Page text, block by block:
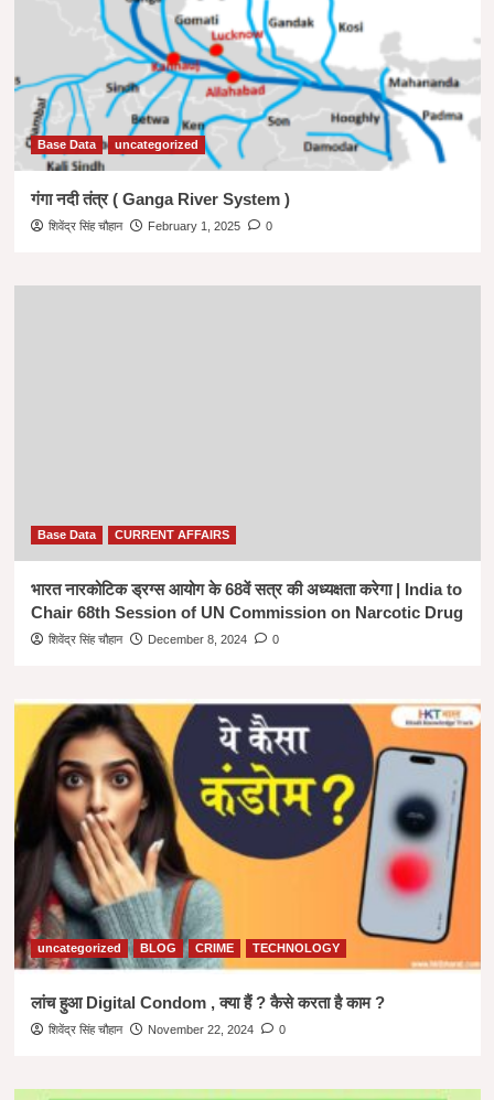
Base Data uncategorized
गंगा नदी तंत्र ( Ganga River System )
शिवेंद्र सिंह चौहान February 1, 2025 0
Base Data CURRENT AFFAIRS
भारत नारकोटिक ड्रग्स आयोग के 68वें सत्र की अध्यक्षता करेगा | India to
Chair 68th Session of UN Commission on Narcotic Drug
शिवेंद्र सिंह चौहान December 8, 2024 0
uncategorized BLOG CRIME TECHNOLOGY
लांच हुआ Digital Condom , क्या हैं ? कैसे करता है काम ?
शिवेंद्र सिंह चौहान November 22, 2024 0